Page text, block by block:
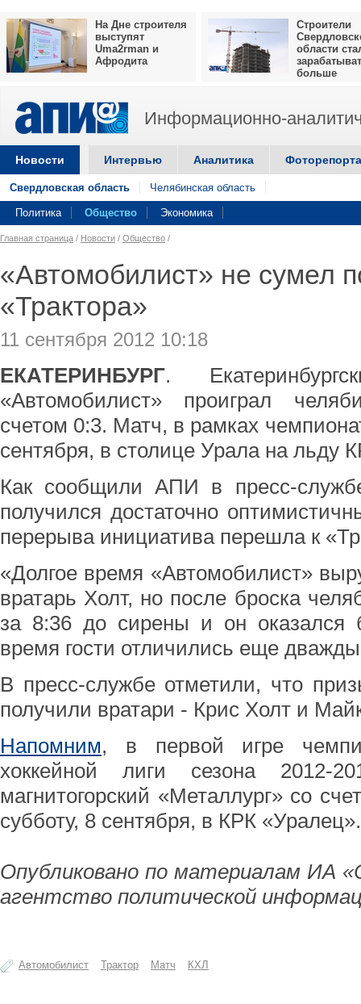
На Дне строителя
выступят
Uma2rman и
Афродита
Строители
области
больше
Информационно-
Новости Интервью Аналитика
Свердловская область Челябинская область
Политика Общество Экономика
Главная страница / Новости / Общество /
«Автомобилист» не сумел
«Трактора»
11 сентября 2012 10:18
ЕКАТЕРИНБУРГ.
«Автомобилист» проиграл
счетом 0:3. Матч, в рамках
сентября, в столице Урала на льду
Как сообщили АПИ в пресс-
получился достаточно
перерыва инициатива перешла к
«Долгое время «Автомобилист»
вратарь Холт, но после броска
за 8:36 до сирены и он оказался
время гости отличились еще
В пресс-службе отметили, что
получили вратари - Крис Холт и
Напомним, в первой игре
хоккейной лиги сезона 2012-
магнитогорский «Металлург» со
субботу, 8 сентября, в КРК «Уралец».
Опубликовано по материалам ИА
агентство политической
Автомобилист Трактор Матч КХЛ